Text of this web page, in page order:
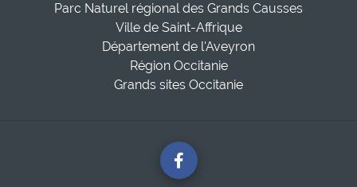
Parc Naturel régional des Grands Causses
Ville de Saint-Affrique
Département de l'Aveyron
Région Occitanie
Grands sites Occitanie